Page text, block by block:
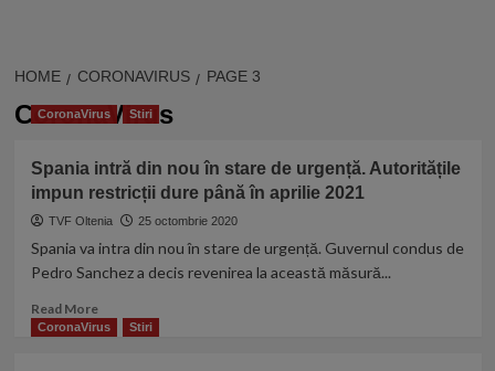
HOME CORONAVIRUS PAGE 3
CoronaVirus
CoronaVirus Stiri
Spania intră din nou în stare de urgență. Autoritățile
impun restricții dure până în aprilie 2021
TVF Oltenia 25 octombrie 2020
Spania va intra din nou în stare de urgență. Guvernul condus de
Pedro Sanchez a decis revenirea la această măsură...
Read MoreRead
more
CoronaVirus Stiri